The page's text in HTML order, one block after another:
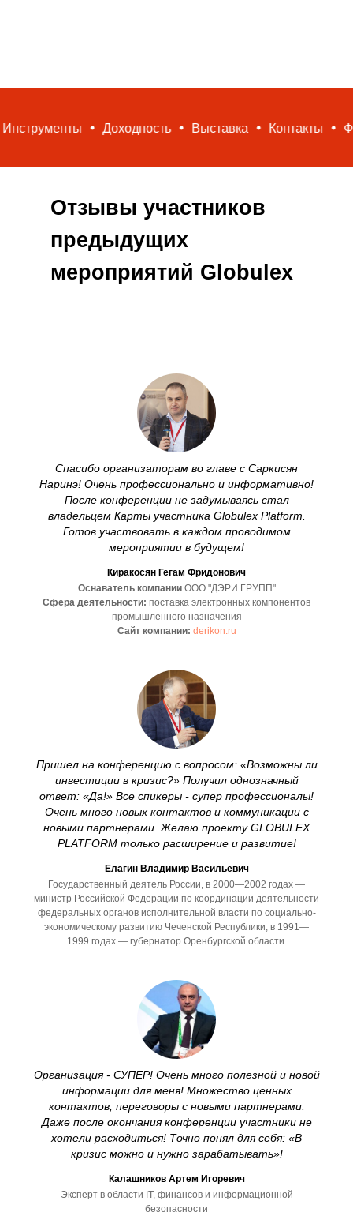
Доходность Выставка Контакты Финансы
Отзывы участников
предыдущих
мероприятий Globulex
Спасибо организаторам во главе с Саркисян
Наринэ! Очень профессионально и информативно!
После конференции не задумываясь стал
владельцем Карты участника Globulex Platform.
Готов участвовать в каждом проводимом
мероприятии в будущем!
Киракосян Гегам Фридонович
Оснаватель компании ООО "ДЭРИ ГРУПП"
Сфера деятельности: поставка электронных компонентов
промышленного назначения
Сайт компании: derikon.ru
Пришел на конференцию с вопросом: «Возможны ли
инвестиции в кризис?» Получил однозначный
ответ: «Да!» Все спикеры - супер профессионалы!
Очень много новых контактов и коммуникации с
новыми партнерами. Желаю проекту GLOBULEX
PLATFORM только расширение и развитие!
Елагин Владимир Васильевич
Государственный деятель России, в 2000—2002 годах —
министр Российской Федерации по координации деятельности
федеральных органов исполнительной власти по социально-
экономическому развитию Чеченской Республики, в 1991—
1999 годах — губернатор Оренбургской области.
Организация - СУПЕР! Очень много полезной и новой
информации для меня! Множество ценных
контактов, переговоры с новыми партнерами.
Даже после окончания конференции участники не
хотели расходиться! Точно понял для себя: «В
кризис можно и нужно зарабатывать»!
Калашников Артем Игоревич
Эксперт в области IT, финансов и информационной
безопасности